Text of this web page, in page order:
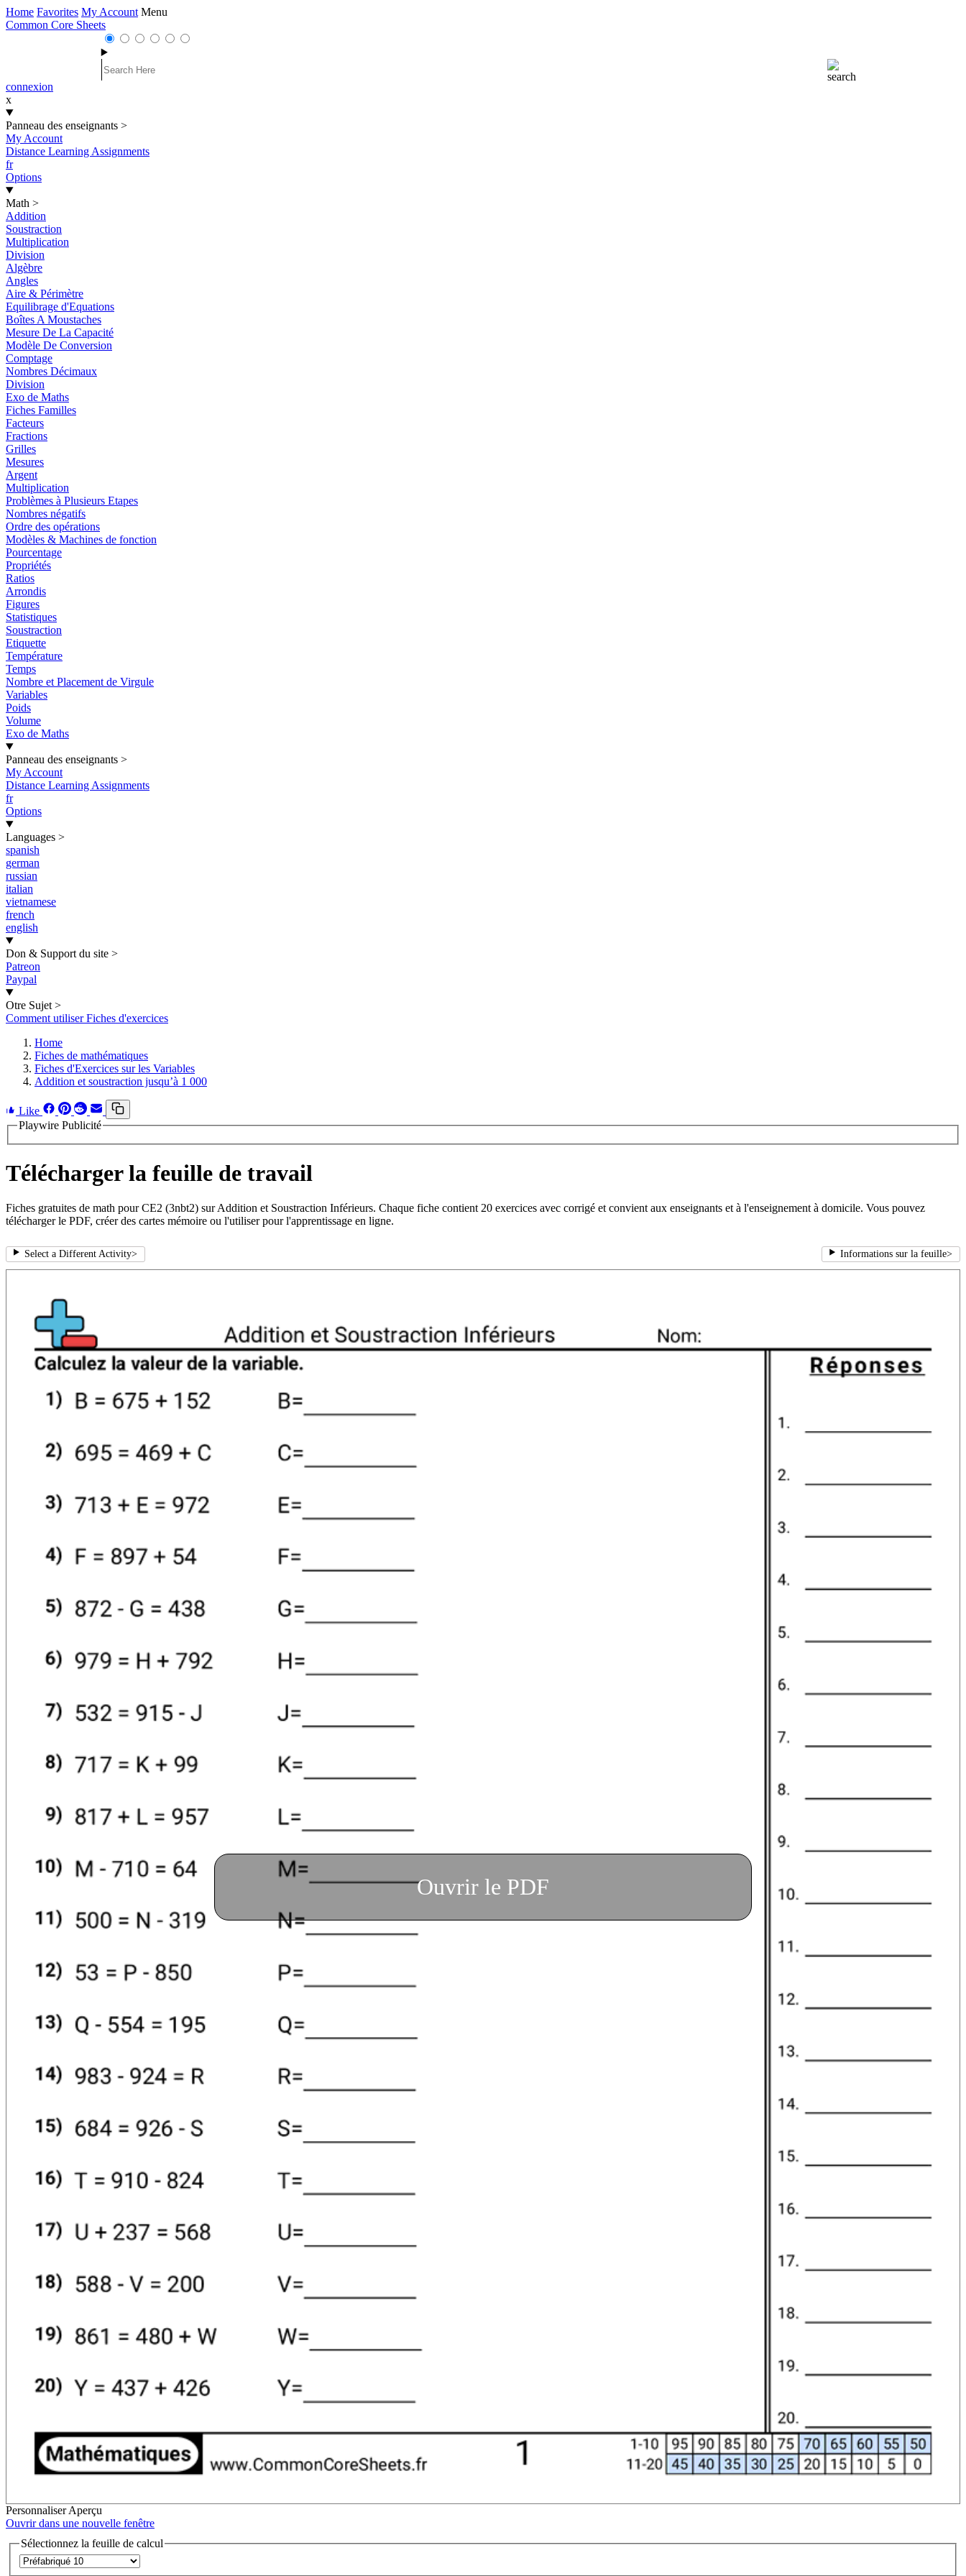
Home Favorites My Account Menu
Common Core Sheets
connexion
x
Panneau des enseignants >
My Account
Distance Learning Assignments
fr
Options
Math >
Addition
Soustraction
Multiplication
Division
Algèbre
Angles
Aire & Périmètre
Equilibrage d'Equations
Boîtes A Moustaches
Mesure De La Capacité
Modèle De Conversion
Comptage
Nombres Décimaux
Division
Exo de Maths
Fiches Familles
Facteurs
Fractions
Grilles
Mesures
Argent
Multiplication
Problèmes à Plusieurs Etapes
Nombres négatifs
Ordre des opérations
Modèles & Machines de fonction
Pourcentage
Propriétés
Ratios
Arrondis
Figures
Statistiques
Soustraction
Etiquette
Température
Temps
Nombre et Placement de Virgule
Variables
Poids
Volume
Exo de Maths
Panneau des enseignants >
My Account
Distance Learning Assignments
fr
Options
Languages >
spanish
german
russian
italian
vietnamese
french
english
Don & Support du site >
Patreon
Paypal
Otre Sujet >
Comment utiliser Fiches d'exercices
Home
Fiches de mathématiques
Fiches d'Exercices sur les Variables
Addition et soustraction jusqu’à 1 000
Like
Playwire Publicité
Télécharger la feuille de travail
Fiches gratuites de math pour CE2 (3nbt2) sur Addition et Soustraction Inférieurs. Chaque fiche contient 20 exercices avec corrigé et convient aux enseignants et à l'enseignement à domicile. Vous pouvez
télécharger le PDF, créer des cartes mémoire ou l'utiliser pour l'apprentissage en ligne.
Select a Different Activity> Informations sur la feuille>
Ouvrir le PDF
PersonnaliserAperçu
Ouvrir dans une nouvelle fenêtre
Sélectionnez la feuille de calcul